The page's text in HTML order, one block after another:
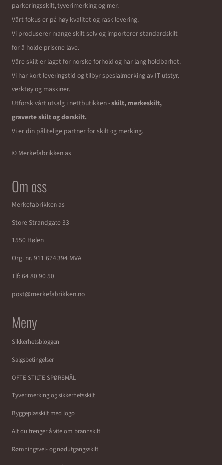
parkeringsskilt, tyverimerking og mer.
Vårt fokus er på høy kvalitet og rask levering.
Vi produserer mange skilt selv og importerer standardskilt
for å holde prisene lave.
Våre skilt er laget for norske forhold og har lang holdbarhet.
Vi har kort leveringstid og tilbyr spesialmerking av IT-utstyr,
verktøy og maskiner.
Utforsk vårt utvalg i nettbutikken -skilt, merkeskilt,
graverte skilt og dørskilt.
Vi er din pålitelige partner for skilt og merking.
© Merkefabrikken as
Om oss
Merkefabrikken as
Store Strandgate 33
1550 Hølen
Org. nr. 911 674 394 MVA
Tlf:64 80 90 50
post@merkefabrikken.no
Meny
Sikkerhetsbloggen
Salgsbetingelser
OFTE STILTE SPØRSMÅL
Tyverimerking og sikkerhetsskilt
Byggeplasskilt med logo
Alt du trenger å vite om brannskilt
Rømningsvei- og nødutgangsskilt